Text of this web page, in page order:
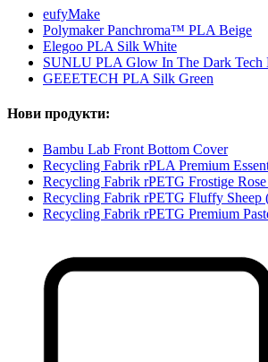
eufyMake
Polymaker Panchroma™ PLA Beige
Elegoo PLA Silk White
SUNLU PLA Glow In The Dark Tech
GEEETECH PLA Silk Green
Нови продукти:
Bambu Lab Front Bottom Cover
Recycling Fabrik rPLA Premium
Recycling Fabrik rPETG Frostige
Recycling Fabrik rPETG Fluffy Sheep
Recycling Fabrik rPETG Premium